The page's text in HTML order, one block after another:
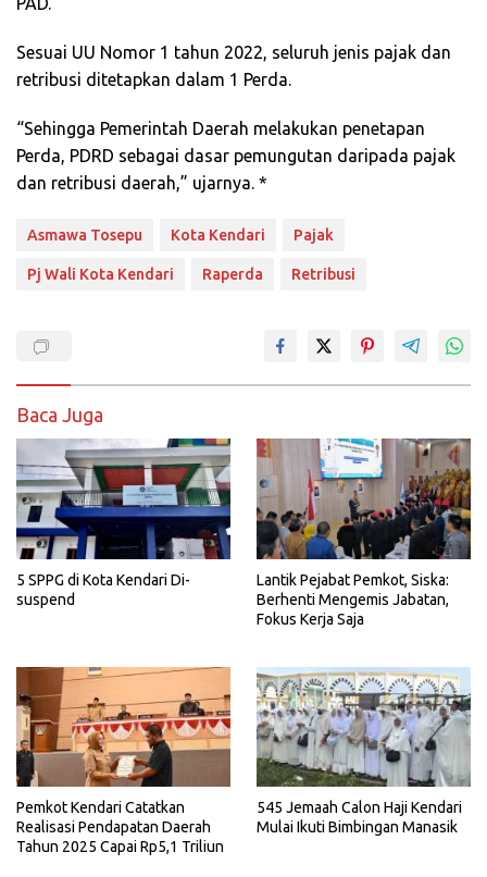
Sesuai UU Nomor 1 tahun 2022, seluruh jenis pajak dan
retribusi ditetapkan dalam 1 Perda.
“Sehingga Pemerintah Daerah melakukan penetapan
Perda, PDRD sebagai dasar pemungutan daripada pajak
dan retribusi daerah,” ujarnya. *
Asmawa Tosepu Kota Kendari Pajak
Pj Wali Kota Kendari Raperda Retribusi
Baca Juga
5 SPPG di Kota Kendari Di-
suspend
Lantik Pejabat Pemkot, Siska:
Berhenti Mengemis Jabatan,
Fokus Kerja Saja
Pemkot Kendari Catatkan
Realisasi Pendapatan Daerah
Tahun 2025 Capai Rp5,1 Triliun
545 Jemaah Calon Haji Kendari
Mulai Ikuti Bimbingan Manasik